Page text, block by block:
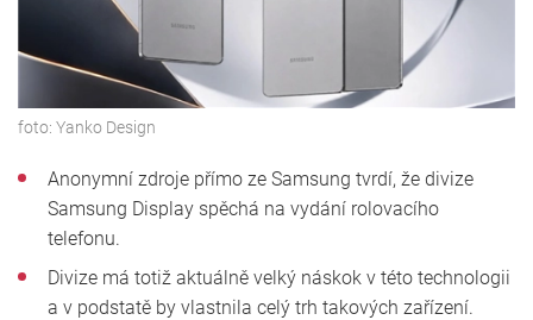
foto: Yanko Design
Anonymní zdroje přímo ze Samsung tvrdí, že divize
Samsung Display spěchá na vydání rolovacího
telefonu.
Divize má totiž aktuálně velký náskok v této technologii
a v podstatě by vlastnila celý trh takových zařízení.